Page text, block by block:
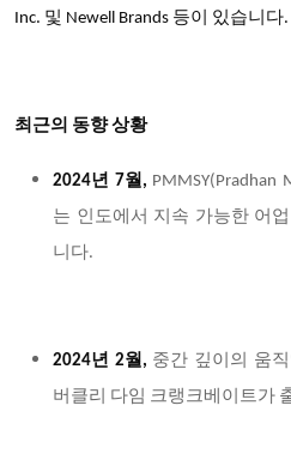
Inc. 및 Newell Brands 등이 있습니다.
최근의 동향 상황
2024년 7월, PMMSY(Pradhan
는 인도에서 지속 가능한 어
니다.
2024년 2월, 중간 깊이의 움
버클리 다임 크랭크베이트가